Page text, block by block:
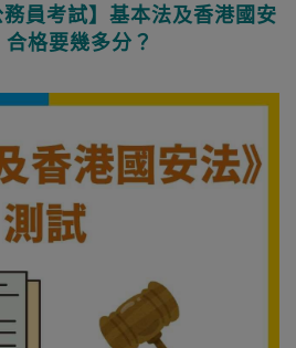
員考試】基本法及香港國安
格要幾多分？